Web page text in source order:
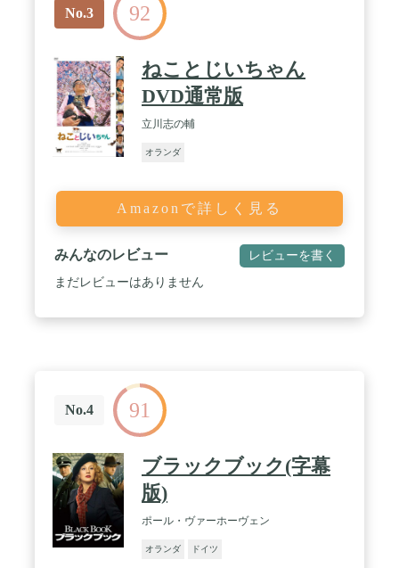
No.3 92
ねことじいちゃん
DVD通常版
立川志の輔
オランダ
Amazonで詳しく見る
みんなのレビュー レビューを書く
まだレビューはありません
No.4 91
ブラックブック(字幕
版)
ポール・ヴァーホーヴェン
オランダ ドイツ